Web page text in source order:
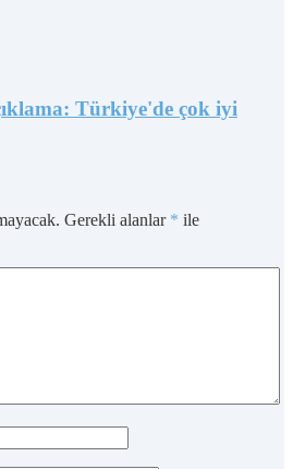
Türkiye'de çok iyi
Gerekli alanlar * ile